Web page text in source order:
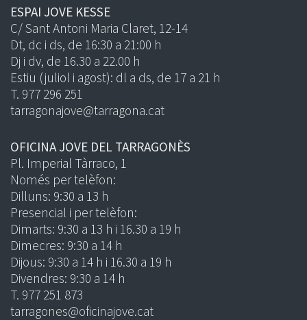
ESPAI JOVE KESSE
C/ Sant Antoni Maria Claret, 12-14
Dt, dc i ds, de 16:30 a 21:00 h
Dj i dv, de 16.30 a 22.00 h
Estiu (juliol i agost): dl a ds, de 17 a 21 h
T. 977 296 251
tarragonajove@tarragona.cat
OFICINA JOVE DEL TARRAGONÈS
Pl. Imperial Tàrraco, 1
Només per telèfon:
Dilluns: 9:30 a 13 h
Presencial i per telèfon:
Dimarts: 9:30 a 13 h i 16.30 a 19 h
Dimecres: 9:30 a 14 h
Dijous: 9:30 a 14 h i 16.30 a 19 h
Divendres: 9:30 a 14 h
T. 977 251 873
tarragones@oficinajove.cat